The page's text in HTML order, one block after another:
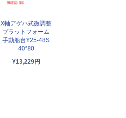
X軸アゲハ式微調整
プラットフォーム
手動船台Y25-48S
40*80
¥13,229円